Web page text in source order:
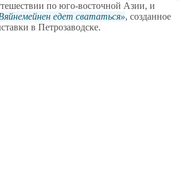
по юго-восточной Азии, и
едет свататься , созданное
в Петрозаводске.